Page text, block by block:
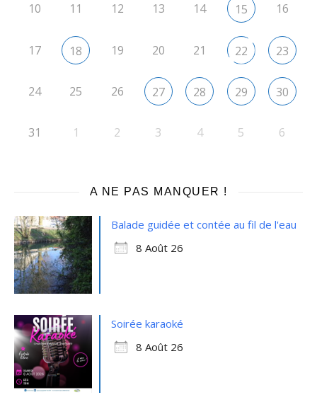
10 11 12 13 14 15 16
17 18 19 20 21 22 23
24 25 26 27 28 29 30
31 1 2 3 4 5 6
A NE PAS MANQUER !
Balade guidée et contée au fil de l'eau
8 Août 26
Soirée karaoké
8 Août 26